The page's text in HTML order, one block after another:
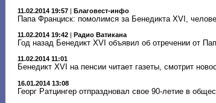
11.02.2014 19:57 | Благовест-инфо
Папа Франциск: помолимся за Бенедикта XVI,
11.02.2014 19:42 | Радио Ватикана
Год назад Бенедикт XVI объявил об отречении от
11.02.2014 11:01
Бенедикт XVI на пенсии читает газеты, смотрит
16.01.2014 13:08
Георг Ратцингер отпраздновал свое 90-летие в